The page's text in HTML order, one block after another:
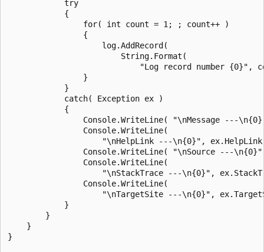
            try
            {
                for( int count = 1; ; count++ )
                {
                    log.AddRecord(
                        String.Format(
"Log record number {0}",
                }
            }
            catch( Exception ex )
            {
Console.WriteLine( "\nMessage ---
                Console.WriteLine(
"\nHelpLink ---\n{0}", ex.HelpLink
Console.WriteLine( "\nSource ---
                Console.WriteLine(
"\nStackTrace ---\n{0}",
                Console.WriteLine(
"\nTargetSite ---\n{0}",
            }
        }
    }
}